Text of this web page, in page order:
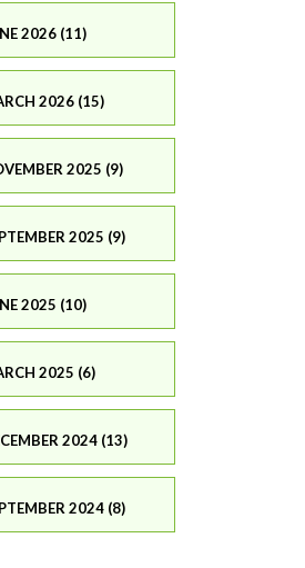
2026 (11)
2026 (15)
2025 (9)
2025 (9)
2025 (10)
2025 (6)
2024 (13)
2024 (8)